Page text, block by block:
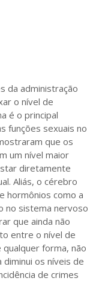
administração
o nível de
é o principal
funções sexuais no
que os
um nível maior
diretamente
Aliás, o cérebro
hormônios como a
no sistema nervoso
que ainda não
entre o nível de
qualquer forma, não
os níveis de
de crimes